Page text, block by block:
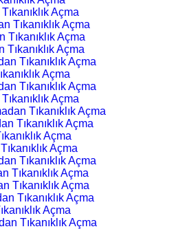
Açma
Tıkanıklık Açma
Tıkanıklık Açma
Açma
Tıkanıklık Açma
Açma
Tıkanıklık Açma
Açma
Tıkanıklık Açma
Tıkanıklık Açma
Açma
Açma
Tıkanıklık Açma
Tıkanıklık Açma
Tıkanıklık Açma
Tıkanıklık Açma
Açma
Tıkanıklık Açma